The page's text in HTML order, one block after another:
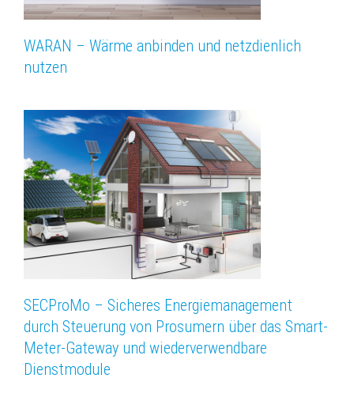
WARAN – Wärme anbinden und netzdienlich
nutzen
SECProMo – Sicheres Energiemanagement
durch Steuerung von Prosumern über das Smart-
Meter-Gateway und wiederverwendbare
Dienstmodule